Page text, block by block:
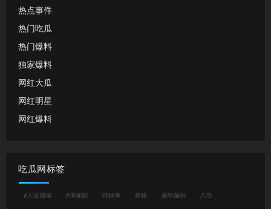
热点事件
热门吃瓜
热门爆料
独家爆料
网红大瓜
网红明星
网红爆料
吃瓜网标签
#人设崩塌 #潜规则 何秋亊 偷税 偷税漏税 八卦